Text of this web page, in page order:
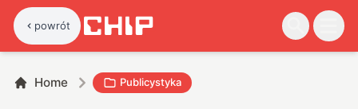
powrót
Home Publicystyka